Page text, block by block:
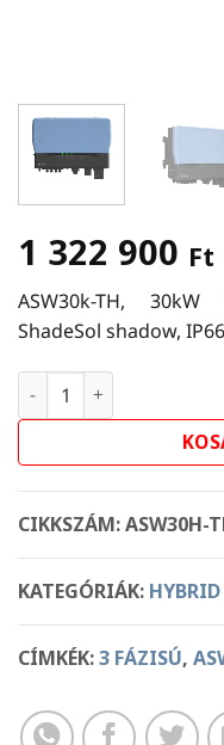
1 322 900 Ft
ASW30k-TH,
ShadeSol shadow,
Solplanet ASW30k-TH
CIKKSZÁM:ASW30H-
KATEGÓRIÁK: HYBRID
CÍMKÉK:3 FÁZISÚ,